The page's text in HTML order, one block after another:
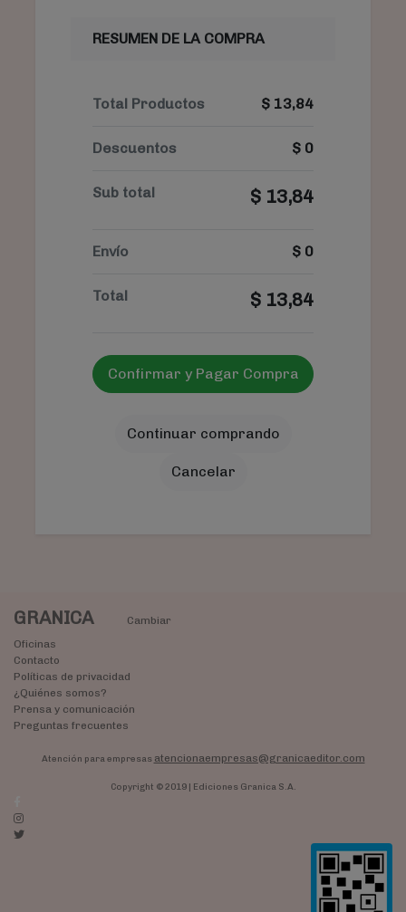
RESUMEN DE LA COMPRA
Total Productos $ 13,84
Descuentos $ 0
Sub total $ 13,84
Envío $ 0
Total $ 13,84
Confirmar y Pagar Compra
Continuar comprando
Cancelar
GRANICA
Cambiar
Oficinas
Contacto
Políticas de privacidad
¿Quiénes somos?
Prensa y comunicación
Preguntas frecuentes
Atención para empresas atencionaempresas@granicaeditor.com
Copyright © 2019 | Ediciones Granica S.A.